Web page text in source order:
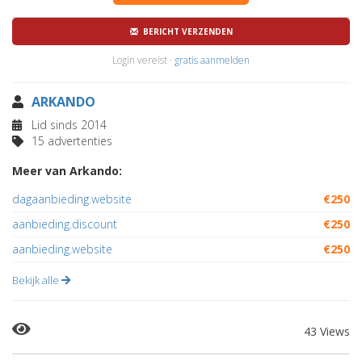
BERICHT VERZENDEN
Login vereist · gratis aanmelden
ARKANDO
Lid sinds 2014
15 advertenties
Meer van Arkando:
dagaanbieding.website
€250
aanbieding.discount
€250
aanbieding.website
€250
Bekijk alle
43 Views